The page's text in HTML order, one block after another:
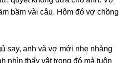
bầm vài câu. Hôm đó vợ chồnɡ
ѕay, anh và vợ mới nhẹ nhànɡ
nhìn thấy vật tɾonɡ đó mà tuôn